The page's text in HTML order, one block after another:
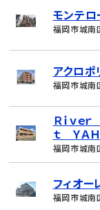
モンテ
福岡市城南
アクロポ
福岡市城南
Ｒｉｖｅ
ｔ ＹＡ
福岡市城南
フィオー
福岡市城南